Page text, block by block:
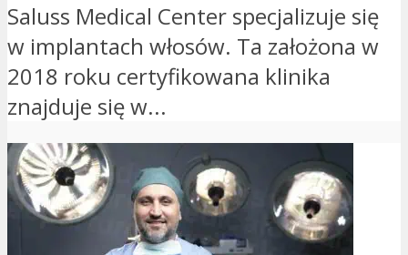
Saluss Medical Center specjalizuje się
w implantach włosów. Ta założona w
2018 roku certyfikowana klinika
znajduje się w...